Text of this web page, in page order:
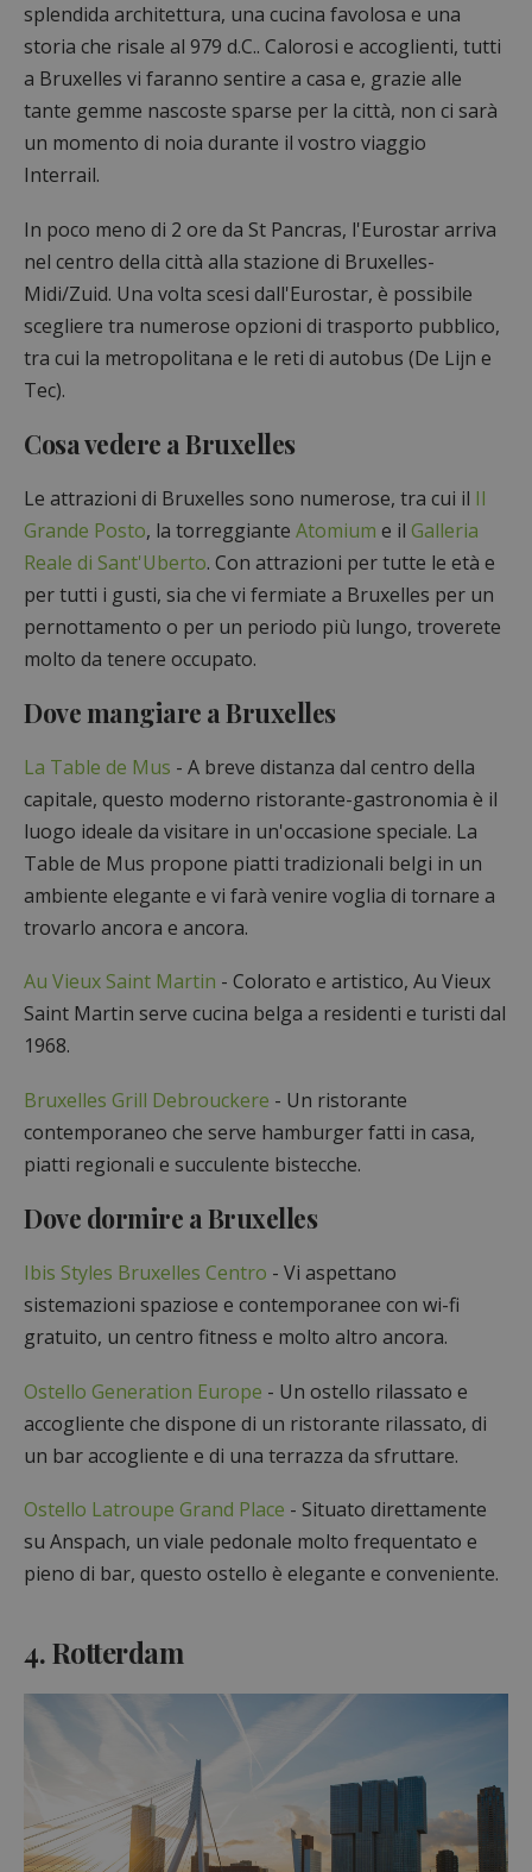
splendida architettura, una cucina favolosa e una
storia che risale al 979 d.C.. Calorosi e accoglienti, tutti
a Bruxelles vi faranno sentire a casa e, grazie alle
tante gemme nascoste sparse per la città, non ci sarà
un momento di noia durante il vostro viaggio
Interrail.
In poco meno di 2 ore da St Pancras, l'Eurostar arriva
nel centro della città alla stazione di Bruxelles-
Midi/Zuid. Una volta scesi dall'Eurostar, è possibile
scegliere tra numerose opzioni di trasporto pubblico,
tra cui la metropolitana e le reti di autobus (De Lijn e
Tec).
Cosa vedere a Bruxelles
Le attrazioni di Bruxelles sono numerose, tra cui il Il
Grande Posto, la torreggiante Atomium e il Galleria
Reale di Sant'Uberto. Con attrazioni per tutte le età e
per tutti i gusti, sia che vi fermiate a Bruxelles per un
pernottamento o per un periodo più lungo, troverete
molto da tenere occupato.
Dove mangiare a Bruxelles
La Table de Mus - A breve distanza dal centro della
capitale, questo moderno ristorante-gastronomia è il
luogo ideale da visitare in un'occasione speciale. La
Table de Mus propone piatti tradizionali belgi in un
ambiente elegante e vi farà venire voglia di tornare a
trovarlo ancora e ancora.
Au Vieux Saint Martin - Colorato e artistico, Au Vieux
Saint Martin serve cucina belga a residenti e turisti dal
1968.
Bruxelles Grill Debrouckere - Un ristorante
contemporaneo che serve hamburger fatti in casa,
piatti regionali e succulente bistecche.
Dove dormire a Bruxelles
Ibis Styles Bruxelles Centro - Vi aspettano
sistemazioni spaziose e contemporanee con wi-fi
gratuito, un centro fitness e molto altro ancora.
Ostello Generation Europe - Un ostello rilassato e
accogliente che dispone di un ristorante rilassato, di
un bar accogliente e di una terrazza da sfruttare.
Ostello Latroupe Grand Place - Situato direttamente
su Anspach, un viale pedonale molto frequentato e
pieno di bar, questo ostello è elegante e conveniente.
4. Rotterdam